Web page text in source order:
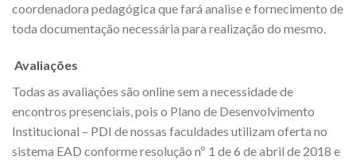
coordenadora pedagógica que fará analise e fornecimento de
toda documentação necessária para realização do mesmo.
Avaliações
Todas as avaliações são online sem a necessidade de
encontros presenciais, pois o Plano de Desenvolvimento
Institucional – PDI de nossas faculdades utilizam oferta no
sistema EAD conforme resolução nº 1 de 6 de abril de 2018 e